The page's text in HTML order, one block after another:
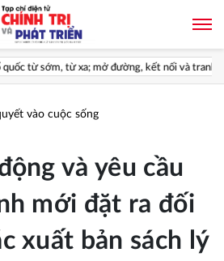
kết nối và tranh thủ nguồn lực phát triển*
vào cuộc sống
và yêu cầu
mới đặt ra đối
xuất bản sách lý